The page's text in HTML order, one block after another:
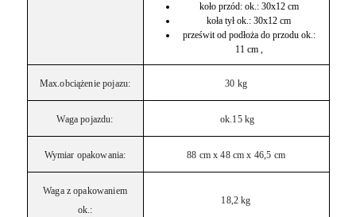
koło przód: ok.: 30x12 cm
koła tył ok.: 30x12 cm
prześwit od podłoża do przodu ok.:
11 cm ,
Max.obciążenie pojazu: 30 kg
Waga pojazdu: ok.15 kg
Wymiar opakowania: 88 cm x 48 cm x 46,5 cm
Waga z opakowaniem
ok.:
18,2 kg